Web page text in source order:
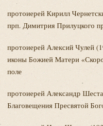
протоиерей Кирилл
прп. Димитрия Прилуцкого
протоиерей Алексий Чулей
иконы Божией Матери
поле
протоиерей Александр
Благовещения Пресвятой